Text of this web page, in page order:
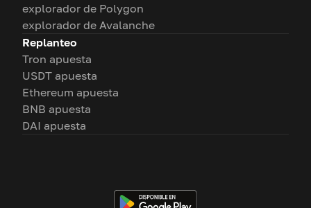
explorador de Polygon
explorador de Avalanche
Replanteo
Tron apuesta
USDT apuesta
Ethereum apuesta
BNB apuesta
DAI apuesta